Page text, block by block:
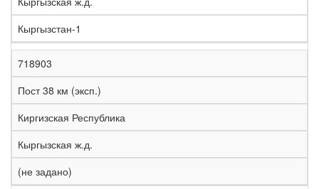
Кыргызстан-1
718903
Пост 38 км (эксп.)
Киргизская Республика
Кыргызская ж.д.
(не задано)